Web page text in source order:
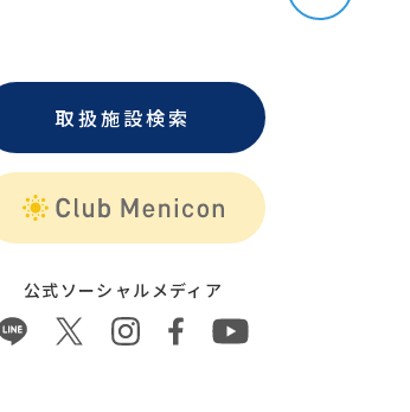
取扱施設検索
公式ソーシャルメディア